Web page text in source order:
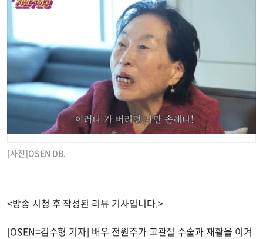
[사진]OSEN DB.
<방송 시청 후 작성된 리뷰 기사입니다.>
[OSEN=김수형 기자] 배우 전원주가 고관절 수술과 재활을 이겨